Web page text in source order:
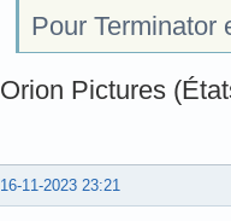
Pour Terminator
Orion Pictures
16-11-2023 23:21